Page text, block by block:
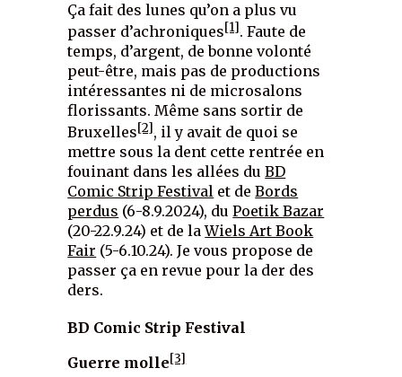
Ça fait des lunes qu’on a plus vu
passer d’achroniques[1]. Faute de
temps, d’argent, de bonne volonté
peut-être, mais pas de productions
intéressantes ni de microsalons
florissants. Même sans sortir de
Bruxelles[2], il y avait de quoi se
mettre sous la dent cette rentrée en
fouinant dans les allées duBD
Comic Strip Festival et deBords
perdus (6-8.9.2024), duPoetik Bazar
(20-22.9.24) et de laWiels Art Book
Fair (5-6.10.24). Je vous propose de
passer ça en revue pour la der des
ders.
BD Comic Strip Festival
Guerre molle[3]